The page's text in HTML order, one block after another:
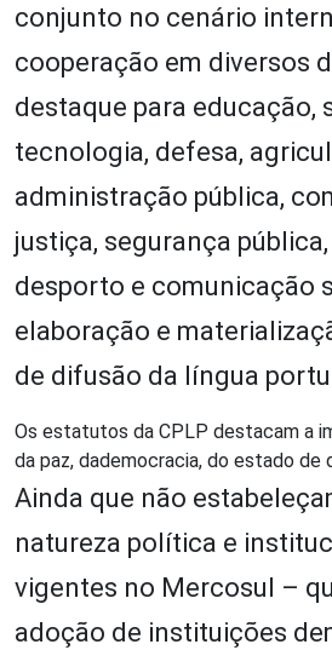
conjunto no cenário
cooperação em diversos
destaque para educação,
tecnologia, defesa,
administração pública,
justiça, segurança
desporto e comunicação
elaboração e
de difusão da língua
Os estatutos da CPLP destacam a
da paz, dademocracia, do estado de
Ainda que não
natureza política e
vigentes no Mercosul –
adoção de instituições